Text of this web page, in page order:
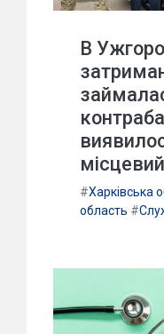
В
#Харківська
область #